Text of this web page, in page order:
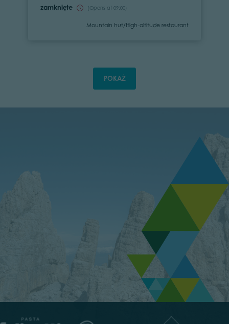
zamknięte (Opens at 09:00)
Category
Mountain hut/High-altitude restaurant
POKAŻ